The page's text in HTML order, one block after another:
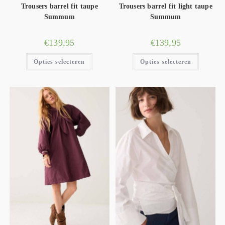
opfrissen, Summum heeft precies wat je nodig hebt. Dus waar
inspireren door de unieke en stijlvolle collecties.
Summum dameskleding. Je zult niet teleurgesteld worden!
Stel je vraag aan ons team
Heb je vragen over onze collectie, of wil je advies over welk
kledingstuk het beste bij jou past? Ons toegewijde Summum-
team staat voor je klaar om al je vragen te beantwoorden.
Neem contact met ons op via telefoon, e-mail of social media,
en we helpen je graag verder.
Trousers barrel fit taupe
Summum
€139,95
Opties selecteren
Trousers barrel fit light taupe
Summum
€139,95
Opties selecteren